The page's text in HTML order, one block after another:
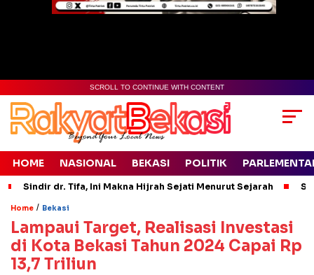
SCROLL TO CONTINUE WITH CONTENT
HOME NASIONAL BEKASI POLITIK
Sindir dr. Tifa, Ini Makna Hijrah Sejati Menurut Sejarah
Home / Bekasi
Lampaui Target, Realisasi Investasi
di Kota Bekasi Tahun 2024 Capai Rp
13,7 Triliun